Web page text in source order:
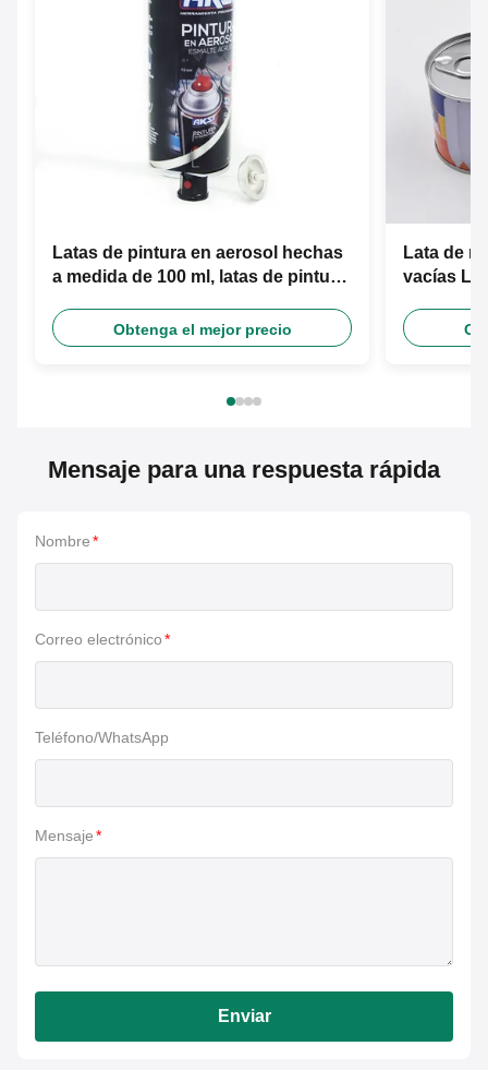
Latas de pintura en aerosol hechas
a medida de 100 ml, latas de pintura
pintura
Obtenga el mejor precio
Lata de
vacías
Mensaje para una respuesta rápida
Nombre*
Correo electrónico*
Teléfono/WhatsApp
Mensaje*
Enviar